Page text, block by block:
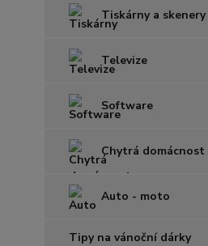
Tiskárny a skenery
Televize
Software
Chytrá domácnost
Auto - moto
Tipy na vánoční dárky